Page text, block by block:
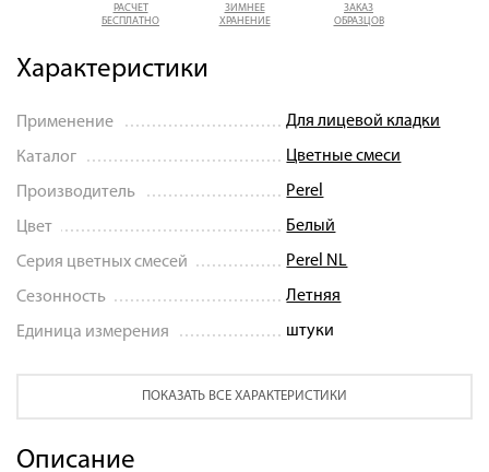
РАСЧЕТ
БЕСПЛАТНО
ЗИМНЕЕ
ХРАНЕНИЕ
ЗАКАЗ
ОБРАЗЦОВ
Характеристики
Применение Для лицевой кладки
Каталог Цветные смеси
Производитель Perel
Цвет Белый
Серия цветных смесей Perel NL
Сезонность Летняя
Единица измерения штуки
ПОКАЗАТЬ ВСЕ ХАРАКТЕРИСТИКИ
Описание